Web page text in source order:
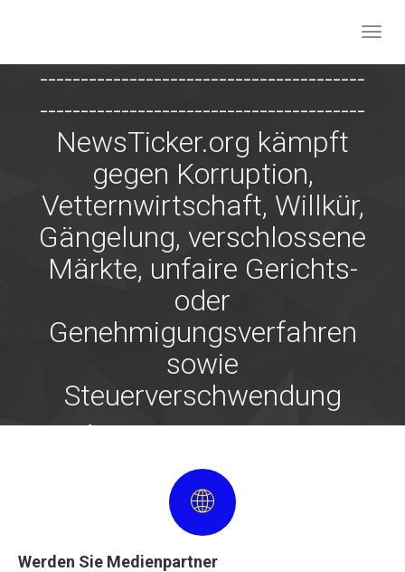
----------------------------------------
----------------------------------------
NewsTicker.org kämpft
gegen Korruption,
Vetternwirtschaft, Willkür,
Gängelung, verschlossene
Märkte, unfaire Gerichts-
oder
Genehmigungsverfahren
sowie
Steuerverschwendung
Kampf gegen Korruption in Deutschland -
Werden Sie Medienpartner